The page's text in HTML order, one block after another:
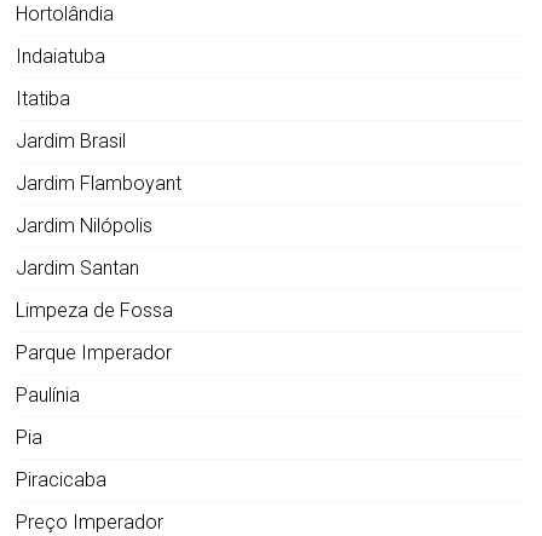
Hortolândia
Indaiatuba
Itatiba
Jardim Brasil
Jardim Flamboyant
Jardim Nilópolis
Jardim Santan
Limpeza de Fossa
Parque Imperador
Paulínia
Pia
Piracicaba
Preço Imperador